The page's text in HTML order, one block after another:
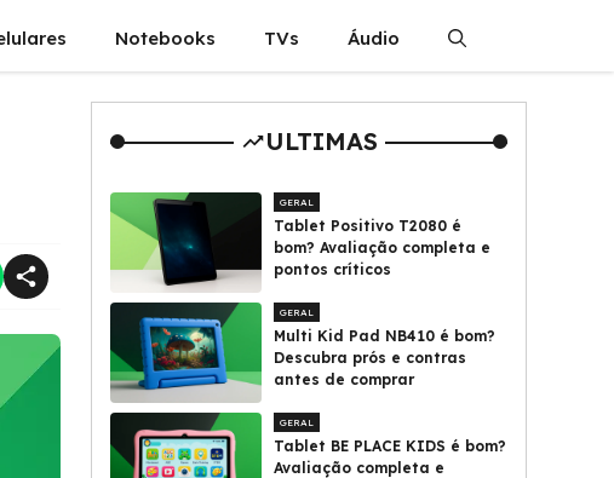
Notebooks TVs Áudio
ULTIMAS
GERAL
Tablet Positivo T2080 é
bom? Avaliação completa e
pontos críticos
GERAL
Multi Kid Pad NB410 é bom?
Descubra prós e contras
antes de comprar
GERAL
Tablet BE PLACE KIDS é bom?
Avaliação completa e